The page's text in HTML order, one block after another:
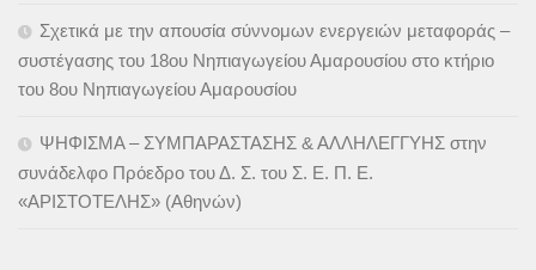
Σχετικά με την απουσία σύννομων ενεργειών μεταφοράς –
συστέγασης του 18ου Νηπιαγωγείου Αμαρουσίου στο κτήριο
του 8ου Νηπιαγωγείου Αμαρουσίου
ΨΗΦΙΣΜΑ – ΣΥΜΠΑΡΑΣΤΑΣΗΣ & ΑΛΛΗΛΕΓΓΥΗΣ στην
συνάδελφο Πρόεδρο του Δ. Σ. του Σ. Ε. Π. Ε.
«ΑΡΙΣΤΟΤΕΛΗΣ» (Αθηνών)